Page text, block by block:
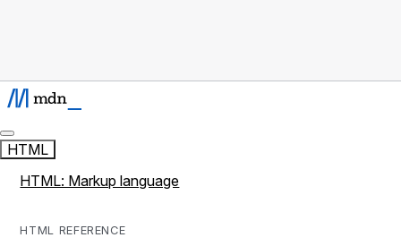
HTML
HTML: Markup language
HTML REFERENCE